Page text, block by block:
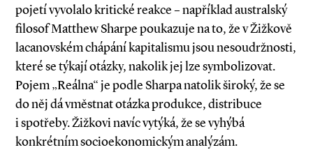
pojetí vyvolalo kritické reakce – například australský
filosof Matthew Sharpe poukazuje na to, že v Žižkově
lacanovském chápání kapitalismu jsou nesoudržnosti,
které se týkají otázky, nakolik jej lze symbolizovat.
Pojem „Reálna“ je podle Sharpa natolik široký, že se
do něj dá vměstnat otázka produkce, distribuce
i spotřeby. Žižkovi navíc vytýká, že se vyhýbá
konkrétním socioekonomickým analýzám.